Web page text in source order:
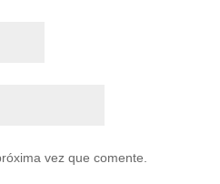
vez que comente.